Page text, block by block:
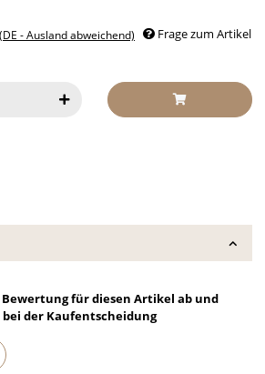
(DE - Ausland abweichend) Frage zum Artikel
Bewertung für diesen Artikel ab und
der Kaufentscheidung